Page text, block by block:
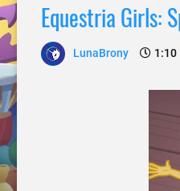
Equestria Girls:
LunaBrony 1:10